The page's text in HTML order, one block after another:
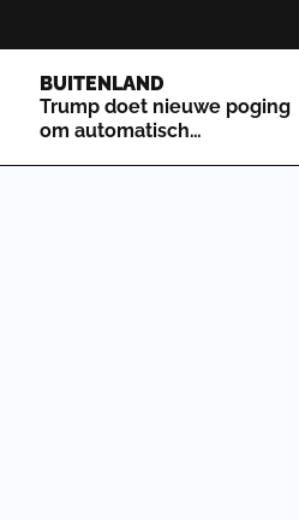
BUITENLAND
Trump doet nieuwe poging
om automatisch